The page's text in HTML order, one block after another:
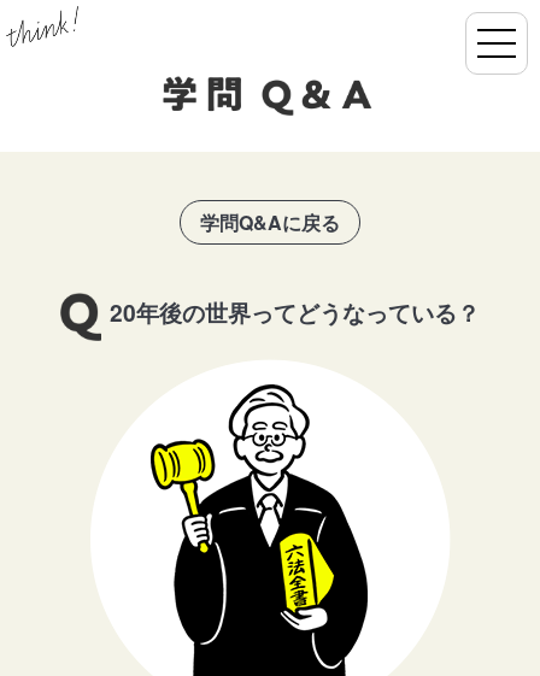
学問Q&Aに戻る
20年後の世界ってどうなっている？